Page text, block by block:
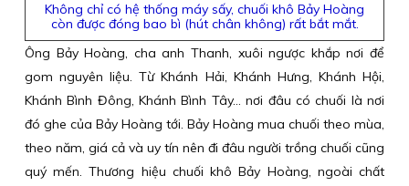
Không chỉ có hệ thống máy sấy, chuối khô Bảy Hoàng
còn được đóng bao bì (hút chân không) rất bắt mắt.
Ông Bảy Hoàng, cha anh Thanh, xuôi ngược khắp nơi để
gom nguyên liệu. Từ Khánh Hải, Khánh Hưng, Khánh Hội,
Khánh Bình Đông, Khánh Bình Tây… nơi đâu có chuối là nơi
đó ghe của Bảy Hoàng tới. Bảy Hoàng mua chuối theo mùa,
theo năm, giá cả và uy tín nên đi đâu người trồng chuối cũng
quý mến. Thương hiệu chuối khô Bảy Hoàng, ngoài chất